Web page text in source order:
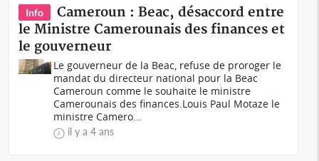
Info
Cameroun : Beac, désaccord entre
le Ministre Camerounais des finances et
le gouverneur
Le gouverneur de la Beac, refuse de proroger le
mandat du directeur national pour la Beac
Cameroun comme le souhaite le ministre
Camerounais des finances.Louis Paul Motaze le
ministre Camero...
il y a 4 ans